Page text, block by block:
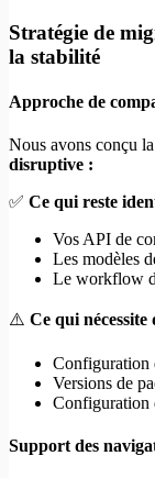
Stratégie de
la stabilité
Approche de
Nous avons conçu
disruptive :
✅ Ce qui reste
Vos API de
Les modèles
Le workflow
⚠️ Ce qui nécessite
Configuration
Versions de
Configuration
Support des